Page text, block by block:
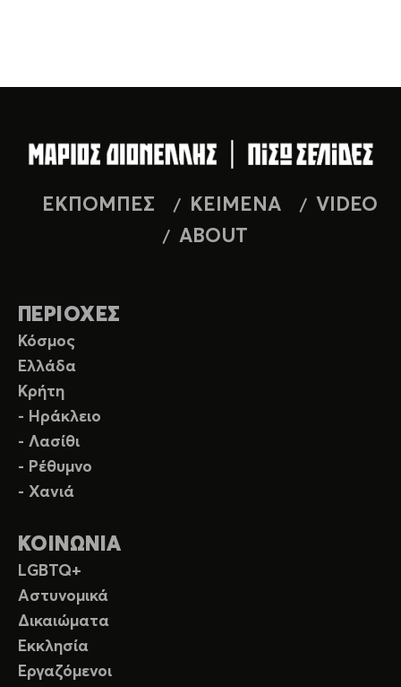
ΕΚΠΟΜΠΕΣ ΚΕΙΜΕΝΑ
VIDEO
ABOUT
ΠΕΡΙΟΧΕΣ
Κόσμος
Ελλάδα
Κρήτη
- Ηράκλειο
- Λασίθι
- Ρέθυμνο
- Χανιά
ΚΟΙΝΩΝΙΑ
LGBTQ+
Αστυνομικά
Δικαιώματα
Εκκλησία
Εργαζόμενοι